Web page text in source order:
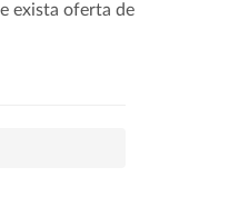
exista oferta de